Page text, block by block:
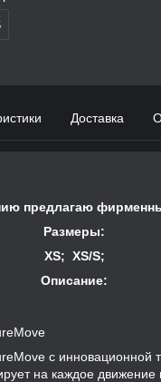
Доставка
предлагаю
Размеры:
XS; XS/S;
Описание:
с инновационной
на каждое движение